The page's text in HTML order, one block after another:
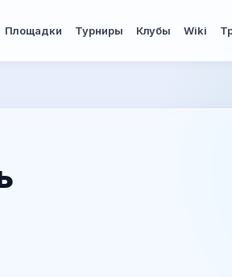
Площадки Турниры Клубы Wiki